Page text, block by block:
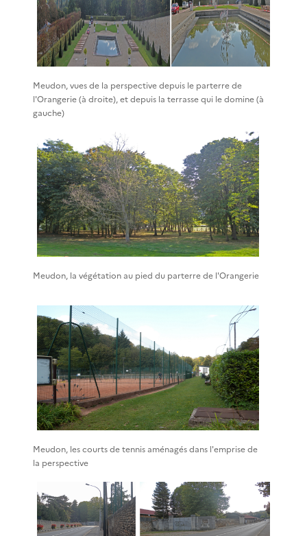
Meudon, vues de la perspective depuis le parterre de
l'Orangerie (à droite), et depuis la terrasse qui le domine (à
gauche)
Meudon, la végétation au pied du parterre de l'Orangerie
Meudon, les courts de tennis aménagés dans l'emprise de
la perspective